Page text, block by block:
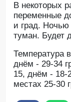
В некоторых
переменные
и град. Ночью
туман. Будет
Температура
днём - 29-34
15, днём - 18-
местах 25-30